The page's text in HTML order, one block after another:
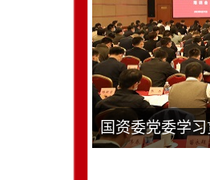
国资委党委学